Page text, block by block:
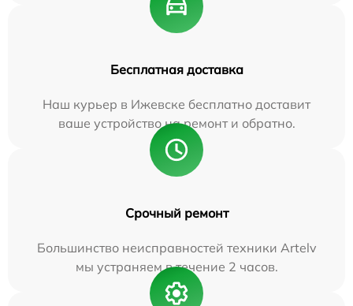
Бесплатная доставка
Наш курьер в Ижевске бесплатно доставит
ваше устройство на ремонт и обратно.
Срочный ремонт
Большинство неисправностей техники Artelv
мы устраняем в течение 2 часов.